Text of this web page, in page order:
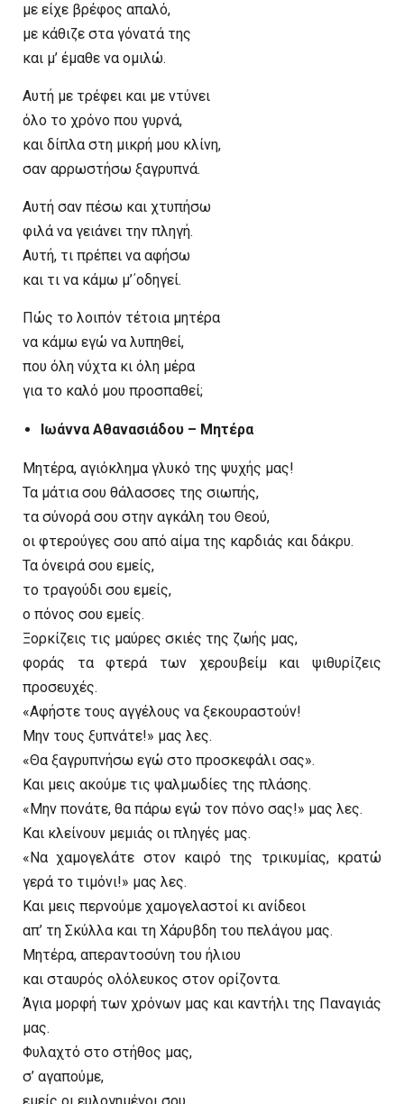
με είχε βρέφος απαλό,
με κάθιζε στα γόνατά της
και μ’ έμαθε να ομιλώ.
Αυτή με τρέφει και με ντύνει
όλο το χρόνο που γυρνά,
και δίπλα στη μικρή μου κλίνη,
σαν αρρωστήσω ξαγρυπνά.
Αυτή σαν πέσω και χτυπήσω
φιλά να γειάνει την πληγή.
Αυτή, τι πρέπει να αφήσω
και τι να κάμω μ’΄οδηγεί.
Πώς το λοιπόν τέτοια μητέρα
να κάμω εγώ να λυπηθεί,
που όλη νύχτα κι όλη μέρα
για το καλό μου προσπαθεί;
Ιωάννα Αθανασιάδου – Μητέρα
Μητέρα, αγιόκλημα γλυκό της ψυχής μας!
Τα μάτια σου θάλασσες της σιωπής,
τα σύνορά σου στην αγκάλη του Θεού,
οι φτερούγες σου από αίμα της καρδιάς και δάκρυ.
Τα όνειρά σου εμείς,
το τραγούδι σου εμείς,
ο πόνος σου εμείς.
Ξορκίζεις τις μαύρες σκιές της ζωής μας,
φοράς τα φτερά των χερουβείμ και ψιθυρίζεις
προσευχές.
«Αφήστε τους αγγέλους να ξεκουραστούν!
Μην τους ξυπνάτε!» μας λες.
«Θα ξαγρυπνήσω εγώ στο προσκεφάλι σας».
Και μεις ακούμε τις ψαλμωδίες της πλάσης.
«Μην πονάτε, θα πάρω εγώ τον πόνο σας!» μας λες.
Και κλείνουν μεμιάς οι πληγές μας.
«Να χαμογελάτε στον καιρό της τρικυμίας, κρατώ
γερά το τιμόνι!» μας λες.
Και μεις περνούμε χαμογελαστοί κι ανίδεοι
απ’ τη Σκύλλα και τη Χάρυβδη του πελάγου μας.
Μητέρα, απεραντοσύνη του ήλιου
και σταυρός ολόλευκος στον ορίζοντα.
Άγια μορφή των χρόνων μας και καντήλι της Παναγιάς
μας.
Φυλαχτό στο στήθος μας,
σ’ αγαπούμε,